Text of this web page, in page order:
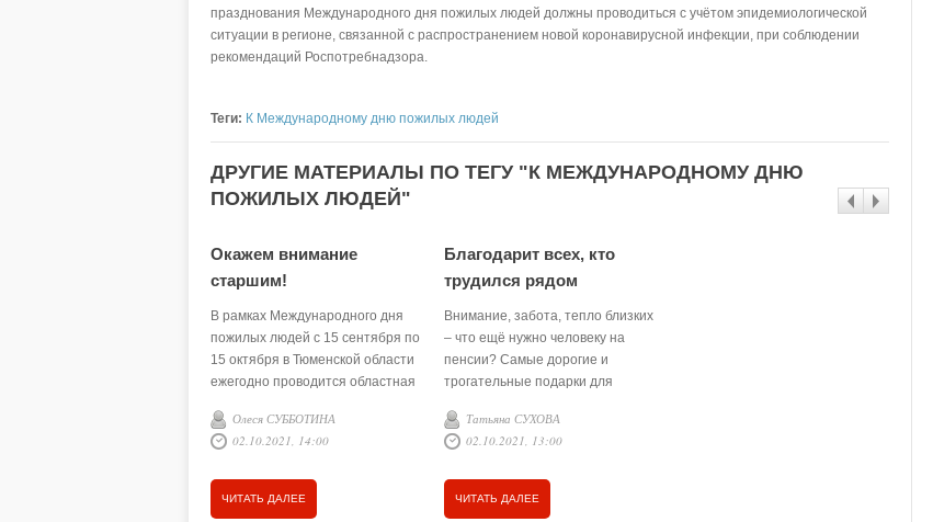
празднования Международного дня пожилых людей должны проводиться с учётом эпидемиологической
ситуации в регионе, связанной с распространением новой коронавирусной инфекции, при соблюдении
рекомендаций Роспотребнадзора.
Теги: К Международному дню пожилых людей
ДРУГИЕ МАТЕРИАЛЫ ПО ТЕГУ "К МЕЖДУНАРОДНОМУ ДНЮ
ПОЖИЛЫХ ЛЮДЕЙ"
Окажем внимание
старшим!
В рамках Международного дня
пожилых людей с 15 сентября по
15 октября в Тюменской области
ежегодно проводится областная
золотой». Основная её цель –
привлечение внимания
пожилого возраста, улучшение
качества их жизни.
Олеся СУББОТИНА
02.10.2021, 14:00
ЧИТАТЬ ДАЛЕЕ
Благодарит всех, кто
трудился рядом
Внимание, забота, тепло близких
– что ещё нужно человеку на
пенсии? Самые дорогие и
трогательные подарки для
и в уютной квартире Анастасии
Лаврентьевны стоит букет,
первой зарплаты.
Татьяна СУХОВА
02.10.2021, 13:00
ЧИТАТЬ ДАЛЕЕ